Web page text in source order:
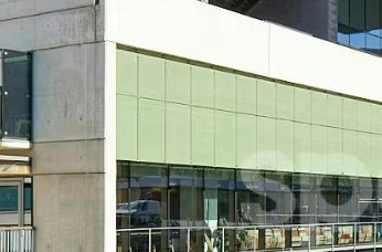
Casas
Calles
Naturaleza
Spots